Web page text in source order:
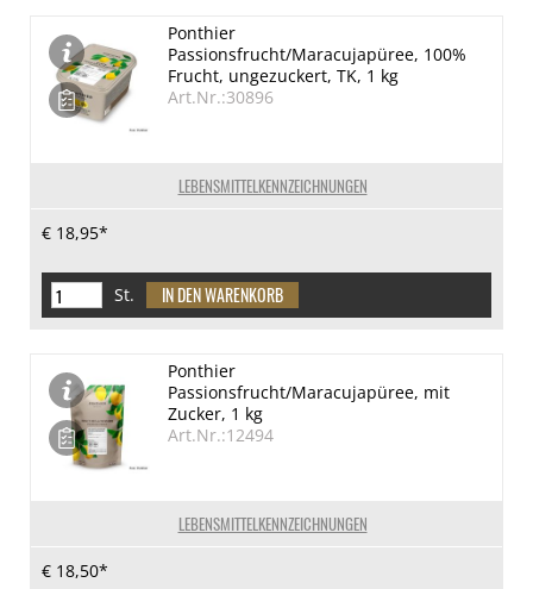
LEBENSMITTELKENNZEICHNUNGEN
Ponthier
Passionsfrucht/Maracujapüree, 100%
Frucht, ungezuckert, TK, 1 kg
Art.Nr.:30896
€ 18,95*
St.
LEBENSMITTELKENNZEICHNUNGEN
Ponthier
Passionsfrucht/Maracujapüree, mit
Zucker, 1 kg
Art.Nr.:12494
€ 18,50*